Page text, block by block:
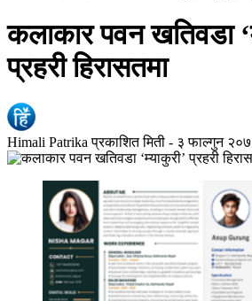
कलाकार पवन खतिवडा
प्रहरी हिरासतमा
Himali Patrika प्रकाशित मिती - ३ फाल्गुन